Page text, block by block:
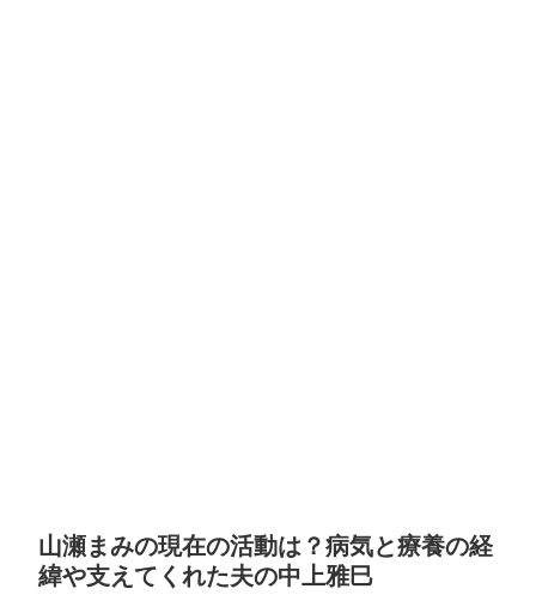
山瀬まみの現在の活動は？病気と療養の経
緯や支えてくれた夫の中上雅巳